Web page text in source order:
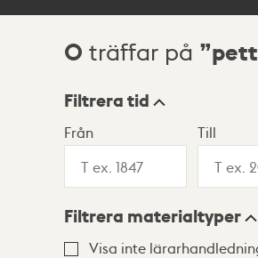
Sökresultat
0 träffar på
Visningsläge
Lista Karta
Filtrera tid
Från Till
Filtrera materialtyper
Visa inte